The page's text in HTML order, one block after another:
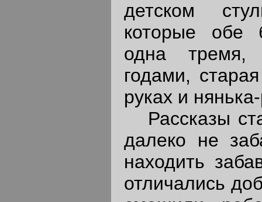
детском
которые обе
одна
годами,
руках и
Рассказы
далеко не
находить
отличались